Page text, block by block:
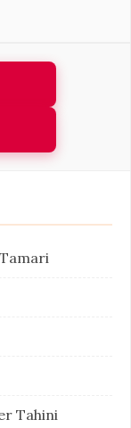
Tahini